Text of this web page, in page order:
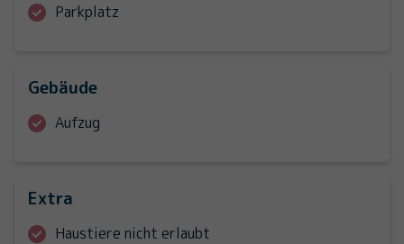
Parkplatz
Gebäude
Aufzug
Extra
Haustiere nicht erlaubt